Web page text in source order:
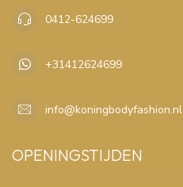
0412-624699
+31412624699
info@koningbodyfashion.nl
OPENINGSTIJDEN